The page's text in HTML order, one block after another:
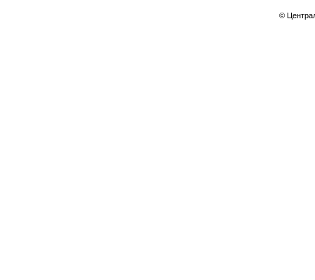
©